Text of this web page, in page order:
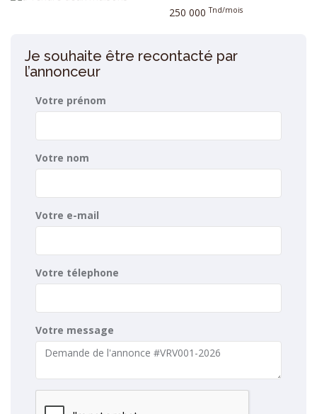
250 000 Tnd/mois
Je souhaite être recontacté par
l’annonceur
Votre prénom
Votre nom
Votre e-mail
Votre télephone
Votre message